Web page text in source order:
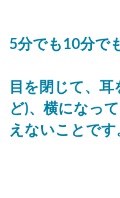
5分でも10分で
目を閉じて、
ど)、横になっ
えないことです